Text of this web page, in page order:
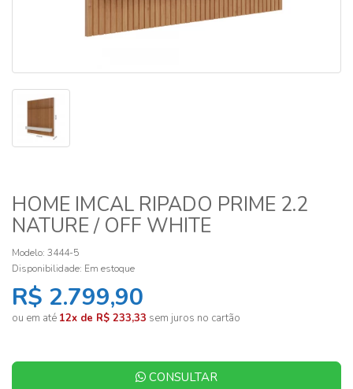
HOME IMCAL RIPADO PRIME 2.2
NATURE / OFF WHITE
Modelo: 3444-5
Disponibilidade: Em estoque
R$ 2.799,90
ou em até 12x de R$ 233,33 sem juros no cartão
CONSULTAR